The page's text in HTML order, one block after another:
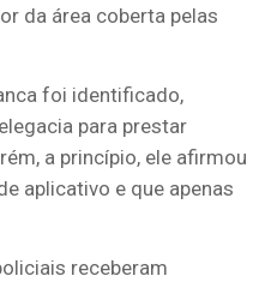
da área coberta pelas
foi identificado,
para prestar
a princípio, ele afirmou
aplicativo e que apenas
receberam